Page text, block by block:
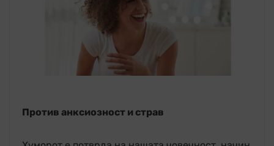
Против анксиозност и страв